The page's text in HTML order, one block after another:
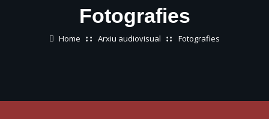
Fotografies
Home Arxiu audiovisual Fotografies